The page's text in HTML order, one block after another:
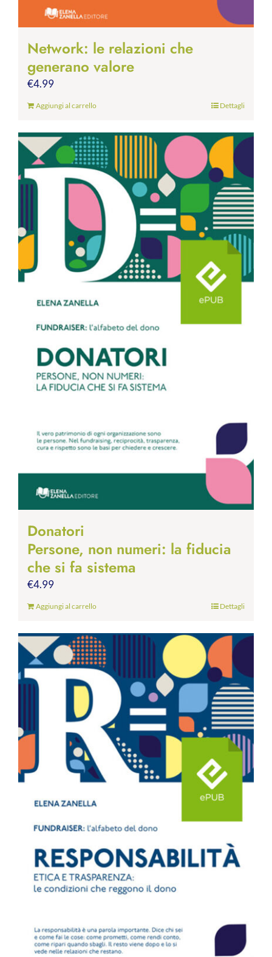
Network: le relazioni che
generano valore
€4.99
Aggiungi al carrello Dettagli
Donatori
Persone, non numeri: la fiducia
che si fa sistema
€4.99
Aggiungi al carrello Dettagli